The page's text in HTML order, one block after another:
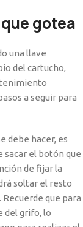
gotea
una llave
del cartucho,
a seguir para
debe hacer, es
sacar el botón que
de fijar la
soltar el resto
que para
del grifo, lo